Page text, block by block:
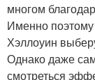
многом
Именно
Хэллоуин
Однако даже
смотреться